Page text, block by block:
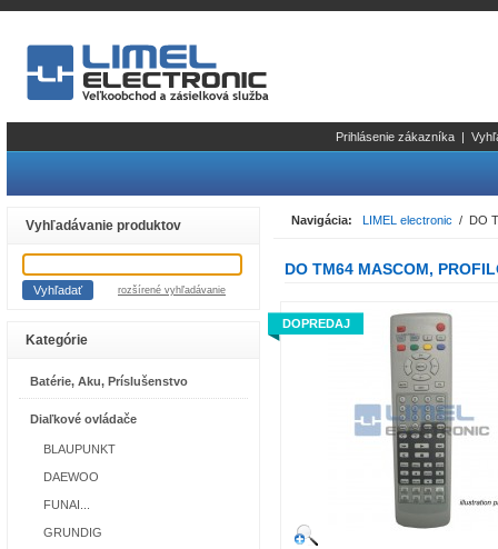
Prihlásenie zákazníka |
Vyhľadávanie produktov
rozšírené vyhľadávanie
Kategórie
Batérie, Aku, Príslušenstvo
Diaľkové ovládače
BLAUPUNKT
DAEWOO
FUNAI...
GRUNDIG
Navigácia: LIMEL electronic / DO
DO TM64 MASCOM,
DOPREDAJ